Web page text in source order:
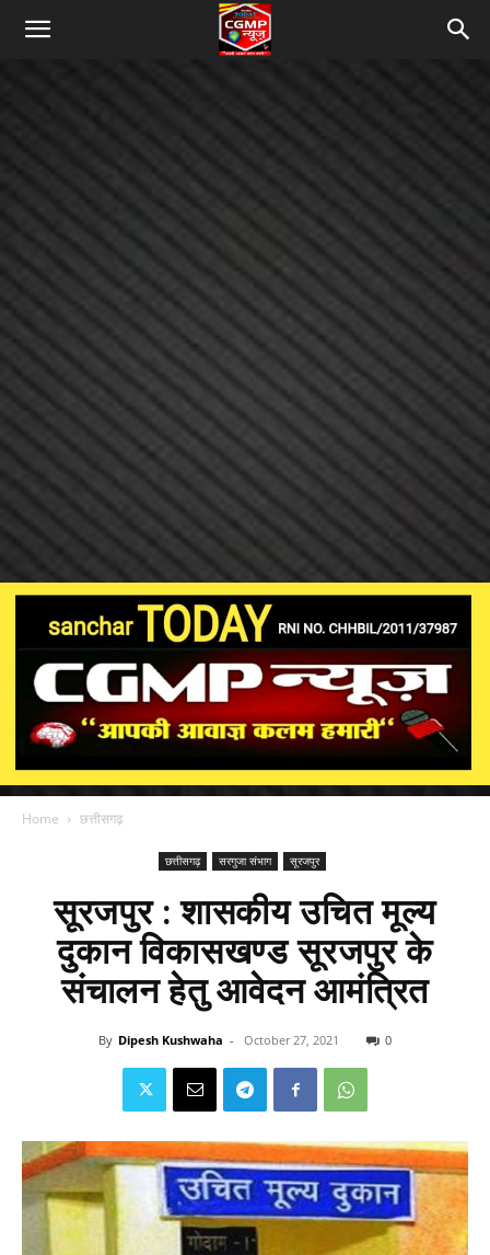
Home छत्तीसगढ़
छत्तीसगढ़ सरगुजा संभाग सूरजपुर
सूरजपुर : शासकीय उचित मूल्य
दुकान विकासखण्ड सूरजपुर के
संचालन हेतु आवेदन आमंत्रित
By Dipesh Kushwaha - October 27, 2021 0